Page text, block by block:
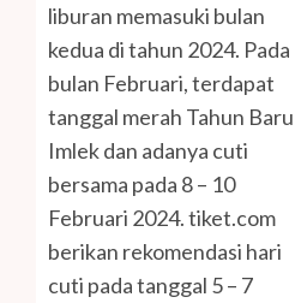
liburan memasuki bulan
kedua di tahun 2024. Pada
bulan Februari, terdapat
tanggal merah Tahun Baru
Imlek dan adanya cuti
bersama pada 8 – 10
Februari 2024. tiket.com
berikan rekomendasi hari
cuti pada tanggal 5 – 7